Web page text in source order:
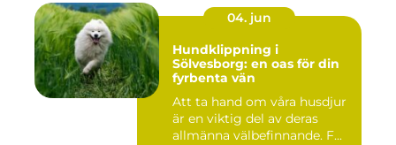
04. jun
Hundklippning i
Sölvesborg: en oas för din
fyrbenta vän
Att ta hand om våra husdjur
är en viktig del av deras
allmänna välbefinnande. F...